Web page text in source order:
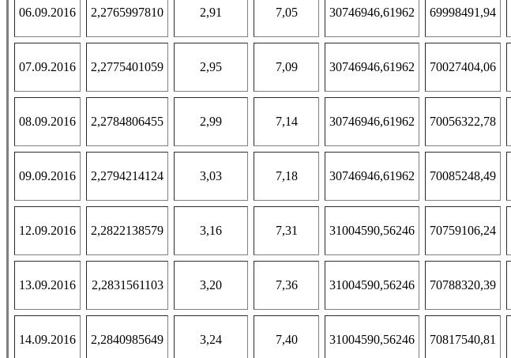
06.09.2016 2,2765997810 2,91 7,05 30746946,61962 69998491,94
07.09.2016 2,2775401059 2,95 7,09 30746946,61962 70027404,06
08.09.2016 2,2784806455 2,99 7,14 30746946,61962 70056322,78
09.09.2016 2,2794214124 3,03 7,18 30746946,61962 70085248,49
12.09.2016 2,2822138579 3,16 7,31 31004590,56246 70759106,24
13.09.2016 2,2831561103 3,20 7,36 31004590,56246 70788320,39
14.09.2016 2,2840985649 3,24 7,40 31004590,56246 70817540,81